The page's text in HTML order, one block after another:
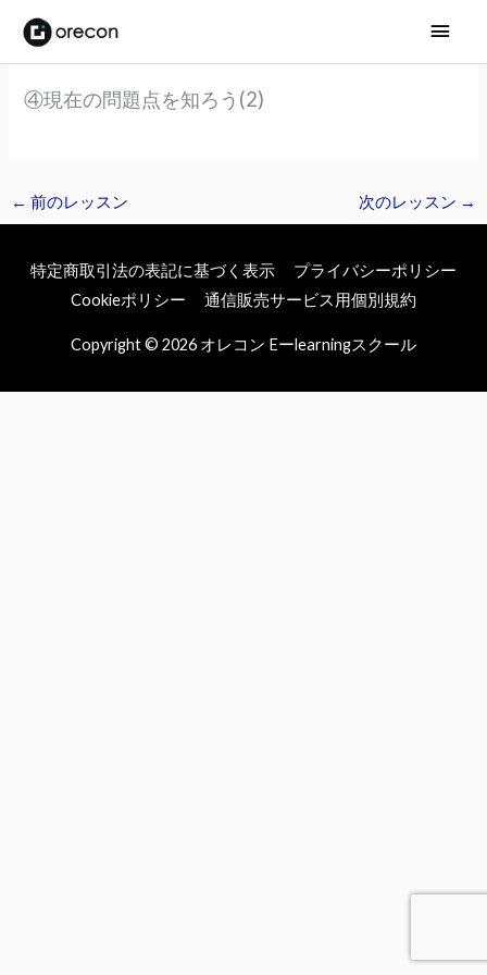
メ
イ
ニ
ー
④現在の問題点を知ろう(2)
← 前のレッスン 次のレッスン →
特定商取引法の表記に基づく表示
プライバシーポリシー
Cookieポリシー
通信販売サービス用個別規約
Copyright © 2026 オレコン Eーlearningスクール